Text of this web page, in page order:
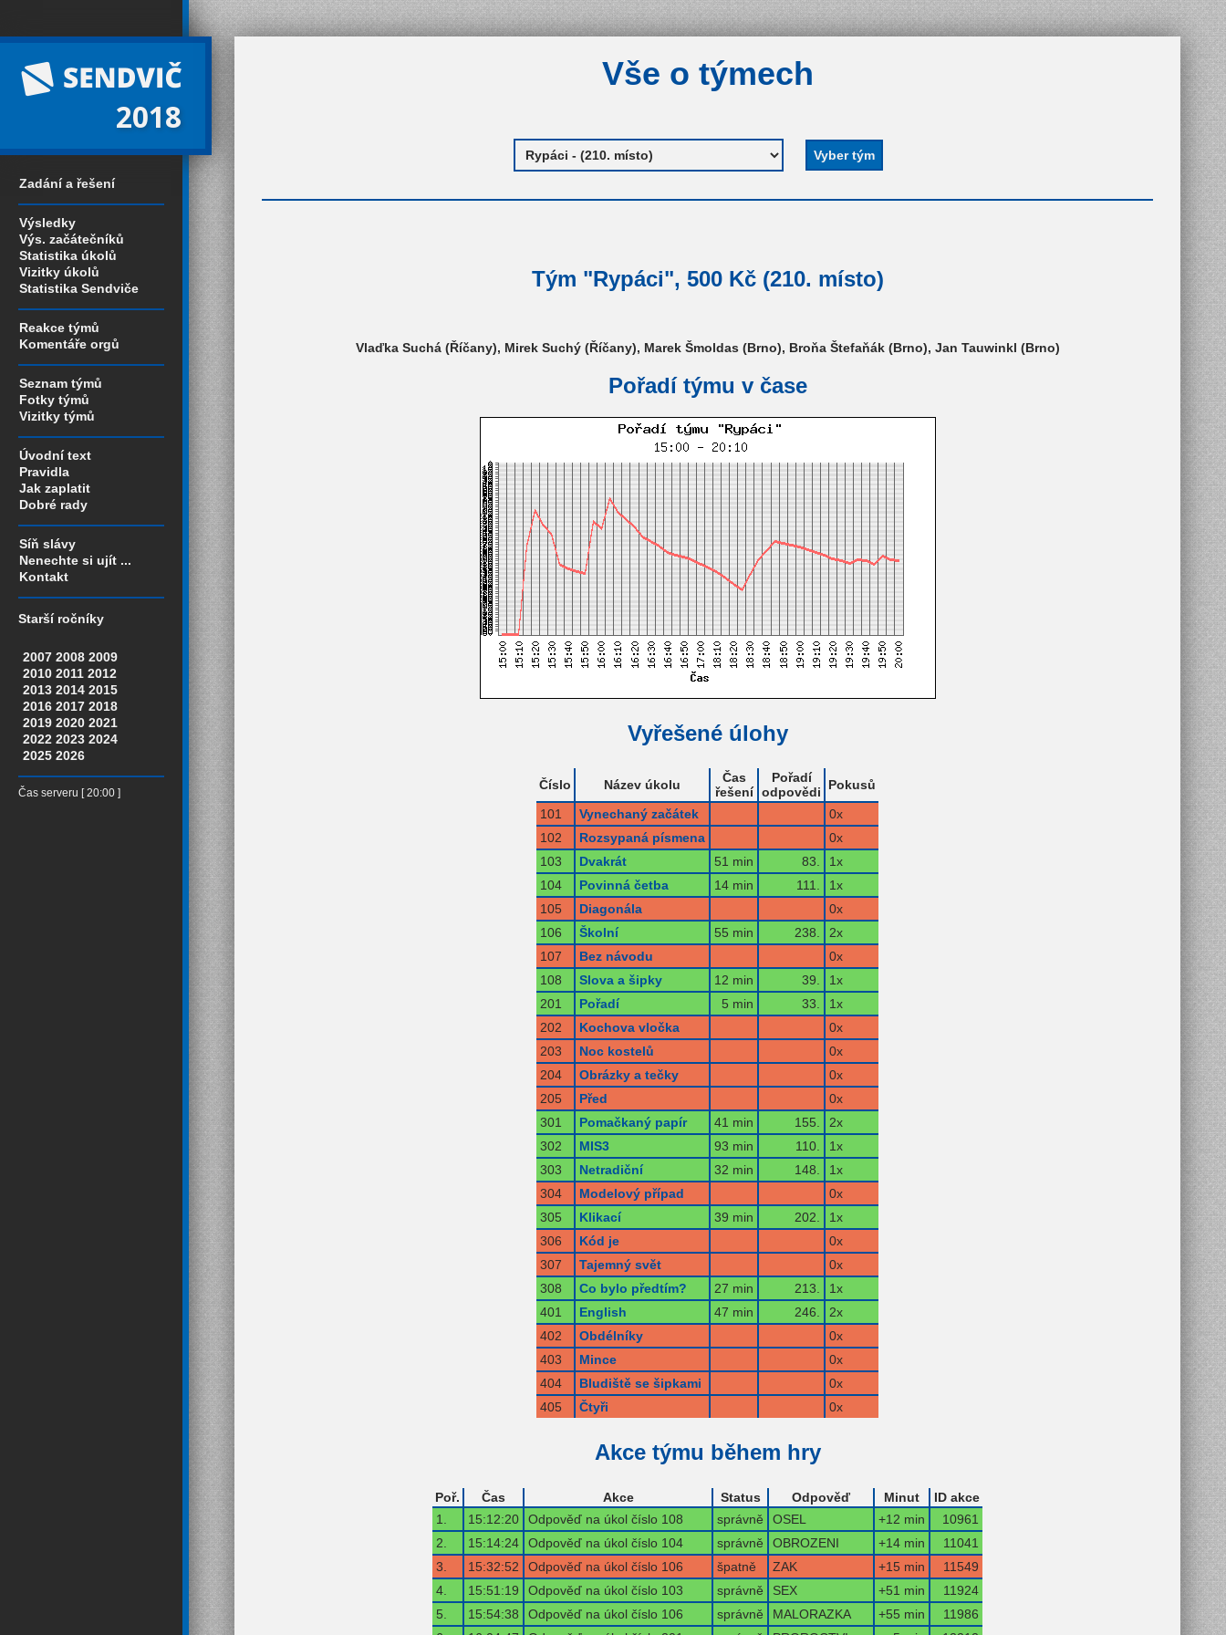
2018
Zadání a řešení
Výsledky
Výs. začátečníků
Statistika úkolů
Vizitky úkolů
Statistika Sendviče
Reakce týmů
Komentáře orgů
Seznam týmů
Fotky týmů
Vizitky týmů
Úvodní text
Pravidla
Jak zaplatit
Dobré rady
Síň slávy
Nenechte si ujít ...
Kontakt
Starší ročníky
2007 2008 2009
2010 2011 2012
2013 2014 2015
2016 2017 2018
2019 2020 2021
2022 2023 2024
2025 2026
Čas serveru [ 20:00 ]
Vše o týmech
Tým "Rypáci", 500 Kč (210. místo)
Vlaďka Suchá (Říčany), Mirek Suchý (Říčany), Marek Šmoldas (Brno), Broňa Štefaňák (Brno), Jan Tauwinkl (Brno)
Pořadí týmu v čase
Vyřešené úlohy
Číslo Název úkolu
Čas
řešení
Pořadí
odpovědi
Pokusů
101
Vynechaný začátek
0x
102
Rozsypaná písmena
0x
103
Dvakrát 51 min 83.
1x
104
Povinná četba 14 min 111.
1x
105
Diagonála
0x
106
Školní 55 min 238.
2x
107
Bez návodu
0x
108
Slova a šipky 12 min 39.
1x
201
Pořadí 5 min 33.
1x
202
Kochova vločka
0x
203
Noc kostelů
0x
204
Obrázky a tečky
0x
205
Před
0x
301
Pomačkaný papír 41 min 155.
2x
302
MIS3 93 min 110.
1x
303
Netradiční 32 min 148.
1x
304
Modelový případ
0x
305
Klikací 39 min 202.
1x
306
Kód je
0x
307
Tajemný svět
0x
308
Co bylo předtím? 27 min 213.
1x
401
English 47 min 246.
2x
402
Obdélníky
0x
403
Mince
0x
404
Bludiště se šipkami
0x
405
Čtyři 0x
Akce týmu během hry
Poř. Čas Akce Status Odpověď Minut
ID akce
1.
15:12:20 Odpověď na úkol číslo 108 správně OSEL +12 min
10961
2.
15:14:24 Odpověď na úkol číslo 104 správně OBROZENI +14 min
11041
3.
15:32:52 Odpověď na úkol číslo 106 špatně ZAK +15 min
11549
4.
15:51:19 Odpověď na úkol číslo 103 správně SEX +51 min
11924
5.
15:54:38 Odpověď na úkol číslo 106 správně MALORAZKA +55 min
11986